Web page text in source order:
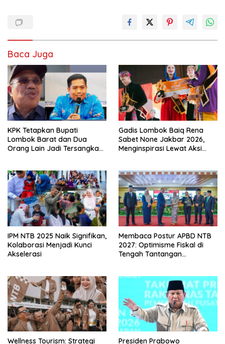
Baca Juga
KPK Tetapkan Bupati
Lombok Barat dan Dua
Orang Lain Jadi Tersangka
Gadis Lombok Baiq Rena
Sabet None Jakbar 2026,
Menginspirasi Lewat Aksi
IPM NTB 2025 Naik Signifikan,
Kolaborasi Menjadi Kunci
Akselerasi
Membaca Postur APBD NTB
2027: Optimisme Fiskal di
Tengah Tantangan
Wellness Tourism: Strategi
Presiden Prabowo